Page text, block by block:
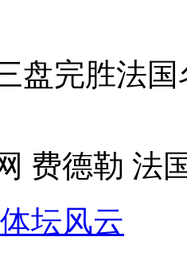
级女双第二轮
晋级混双16强
晋级法网16强
完胜法国
费德勒 法
体坛风云